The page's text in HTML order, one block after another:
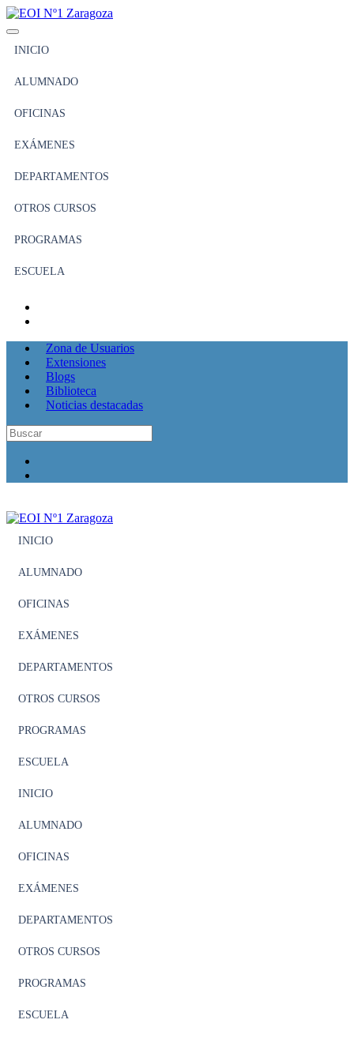
INICIO
ALUMNADO
OFICINAS
EXÁMENES
DEPARTAMENTOS
OTROS CURSOS
PROGRAMAS
ESCUELA
Zona de Usuarios
Extensiones
Blogs
Biblioteca
Noticias destacadas
INICIO
ALUMNADO
OFICINAS
EXÁMENES
DEPARTAMENTOS
OTROS CURSOS
PROGRAMAS
ESCUELA
INICIO
ALUMNADO
OFICINAS
EXÁMENES
DEPARTAMENTOS
OTROS CURSOS
PROGRAMAS
ESCUELA